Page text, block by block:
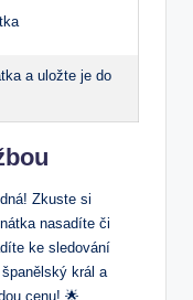
a uložte je do
Zkuste si
nasadíte či
ke sledování
král a
cenu! 🌟